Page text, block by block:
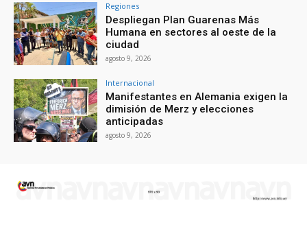
Regiones
Despliegan Plan Guarenas Más
Humana en sectores al oeste de la
ciudad
agosto 9, 2026
Internacional
Manifestantes en Alemania exigen la
dimisión de Merz y elecciones
anticipadas
agosto 9, 2026